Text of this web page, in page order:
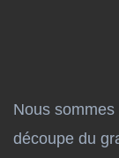
Nous
découpe du